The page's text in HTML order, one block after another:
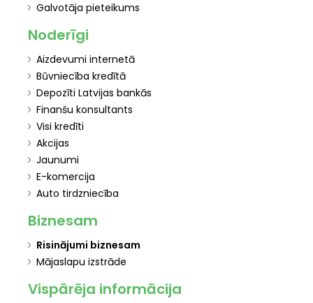
Galvotāja pieteikums
Noderīgi
Aizdevumi internetā
Būvniecība kredītā
Depozīti Latvijas bankās
Finanšu konsultants
Visi kredīti
Akcijas
Jaunumi
E-komercija
Auto tirdzniecība
Biznesam
Risinājumi biznesam
Mājaslapu izstrāde
Vispārēja informācija